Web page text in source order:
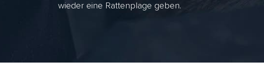
wieder eine Rattenplage geben.